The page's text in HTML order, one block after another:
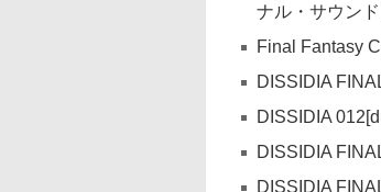
ナル・サウン
Final Fantasy
DISSIDIA
DISSIDIA
DISSIDIA
DISSIDIA